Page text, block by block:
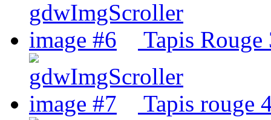
Tapis
Tapis rouge